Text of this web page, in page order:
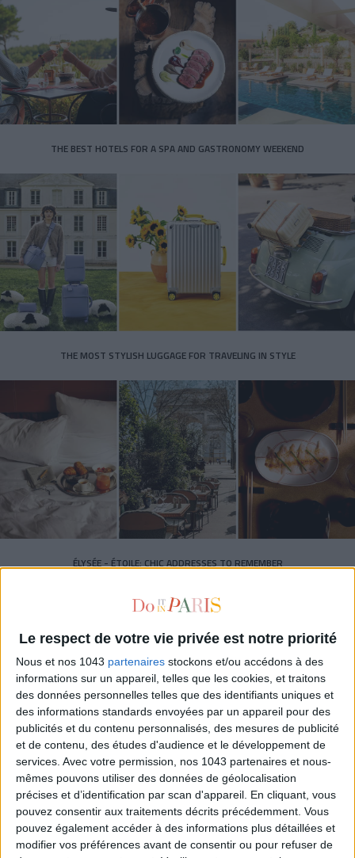
Le respect de votre vie privée est notre priorité
Nous et nos 1043 partenaires stockons et/ou accédons à des
informations sur un appareil, telles que les cookies, et traitons
des données personnelles telles que des identifiants uniques et
des informations standards envoyées par un appareil pour des
publicités et du contenu personnalisés, des mesures de publicité
et de contenu, des études d'audience et le développement de
services. Avec votre permission, nos 1043 partenaires et nous-
mêmes pouvons utiliser des données de géolocalisation
précises et d’identification par scan d'appareil. En cliquant, vous
pouvez consentir aux traitements décrits précédemment. Vous
pouvez également accéder à des informations plus détaillées et
modifier vos préférences avant de consentir ou pour refuser de
THE BEST HOTELS FOR A SPA AND GASTRONOMY WEEKEND
THE MOST STYLISH LUGGAGE FOR TRAVELING IN STYLE
ÉLYSÉE - ÉTOILE: CHIC ADDRESSES TO REMEMBER
SUMMER JEWELRY THAT CAPTURES THE SEASON